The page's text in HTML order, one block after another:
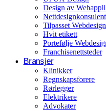
Design av
Nettdesignkonsulent
Tilpasset Webdesign
Hvit etikett
Portefølje
Franchisenettsteder
Bransjer
Klinikker
Regnskapsforere
Rørlegger
Elektrikere
Advokater